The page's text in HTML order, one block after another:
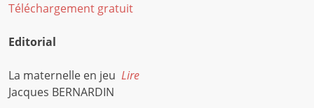
Téléchargement gratuit
Editorial
La maternelle en jeu Lire
Jacques BERNARDIN